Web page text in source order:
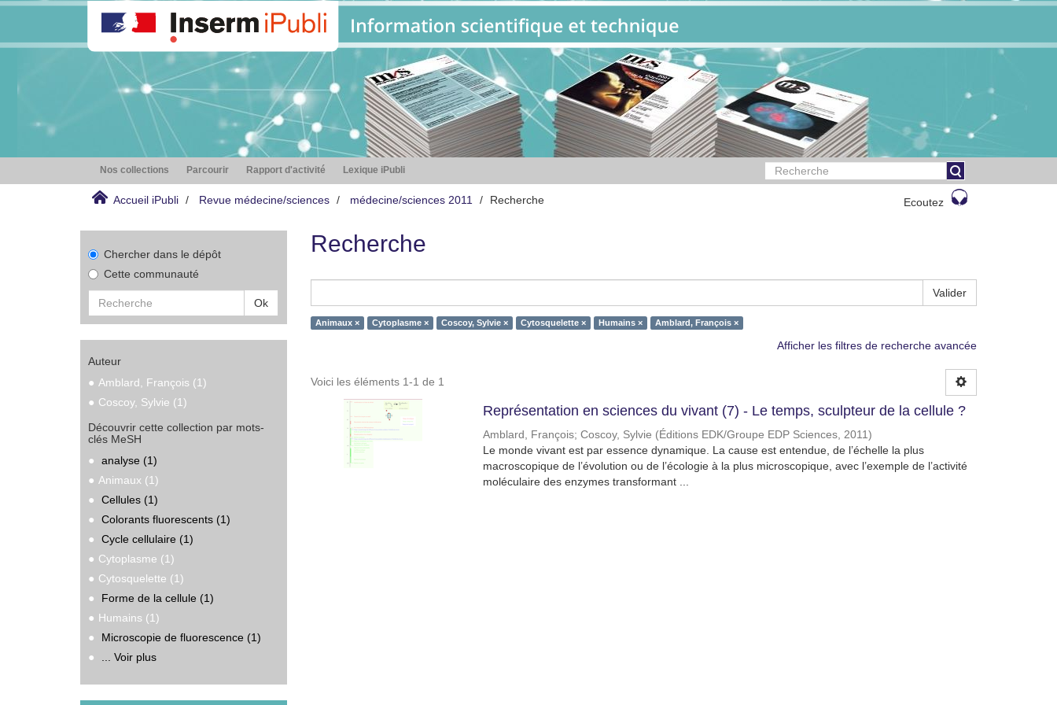
Nos collections Parcourir Rapport d'activité Lexique iPubli
Accueil iPubli Revue médecine/sciences médecine/sciences 2011 Recherche Ecoutez
Chercher dans le dépôt
Cette communauté
Ok
Auteur
Amblard, François (1)
Coscoy, Sylvie (1)
Découvrir cette collection par mots-
clés MeSH
analyse (1)
Animaux (1)
Cellules (1)
Colorants fluorescents (1)
Cycle cellulaire (1)
Cytoplasme (1)
Cytosquelette (1)
Forme de la cellule (1)
Humains (1)
Microscopie de fluorescence (1)
... Voir plus
Recherche
Valider
Animaux × Cytoplasme × Coscoy, Sylvie × Cytosquelette × Humains × Amblard, François ×
Afficher les filtres de recherche avancée
Voici les éléments 1-1 de 1
Représentation en sciences du vivant (7) - Le temps, sculpteur de la cellule ?
Amblard, François; Coscoy, Sylvie (Éditions EDK/Groupe EDP Sciences, 2011)
Le monde vivant est par essence dynamique. La cause est entendue, de l’échelle la plus
macroscopique de l’évolution ou de l’écologie à la plus microscopique, avec l’exemple de l’activité
moléculaire des enzymes transformant ...